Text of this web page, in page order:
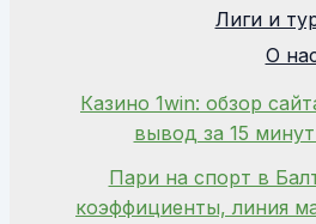
Лиги и
О
Казино 1win: обзор
вывод за 15
Пари на спорт в
коэффициенты, линия